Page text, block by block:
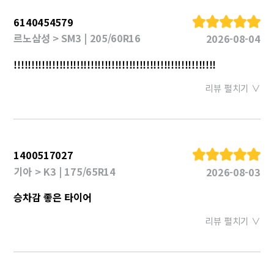
6140454579
르노삼성 > SM3 | 205/60R16
2026-08-04
!!!!!!!!!!!!!!!!!!!!!!!!!!!!!!!!!!!!!!!!!!!!!!!!!!!!!!!!!!
리뷰 펼치기 ∨
1400517027
기아 > K3 | 175/65R14
2026-08-03
승차감 좋은 타이어
리뷰 펼치기 ∨